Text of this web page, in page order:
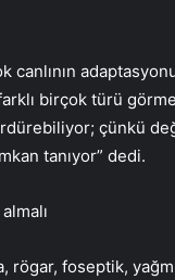
canlının
birçok türü
çünkü
tanıyor” dedi.
foseptik,